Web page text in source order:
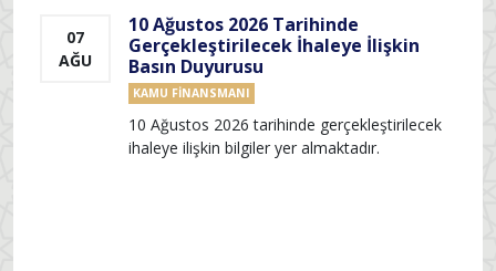
07
AĞU
10 Ağustos 2026 Tarihinde
Gerçekleştirilecek İhaleye İlişkin
Basın Duyurusu
KAMU FINANSMANI
10 Ağustos 2026 tarihinde gerçekleştirilecek
ihaleye ilişkin bilgiler yer almaktadır.